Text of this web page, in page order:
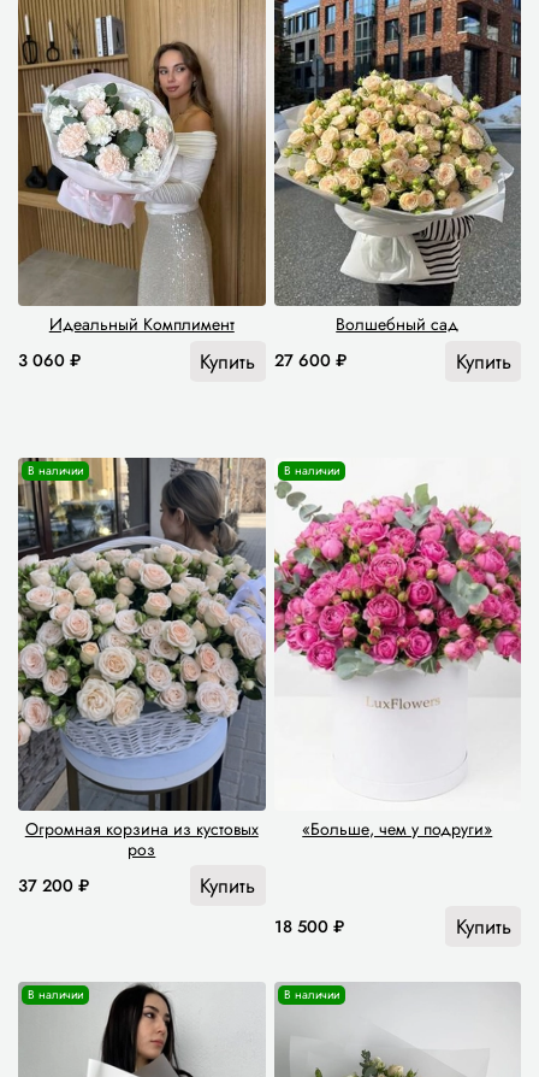
Идеальный Комплимент
3 060 ₽
Купить
Волшебный сад
27 600 ₽
Купить
В наличии
Огромная корзина из кустовых
роз
37 200 ₽
Купить
В наличии
«Больше, чем у подруги»
18 500 ₽ Купить
В наличии В наличии